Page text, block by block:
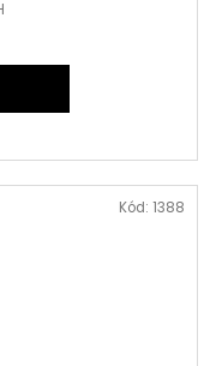
Kód: 1388